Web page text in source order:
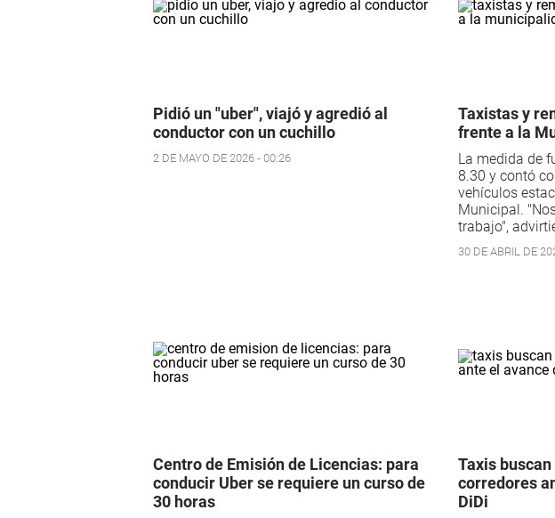
Pidió un "uber", viajó y agredió al
conductor con un cuchillo
2 DE MAYO DE 2026 - 00:26
Taxistas y
frente a la
La medida de
8.30 y contó
vehículos
Municipal.
trabajo",
30 DE ABRIL DE
Centro de Emisión de Licencias: para
conducir Uber se requiere un curso de
30 horas
Taxis
corredores
DiDi